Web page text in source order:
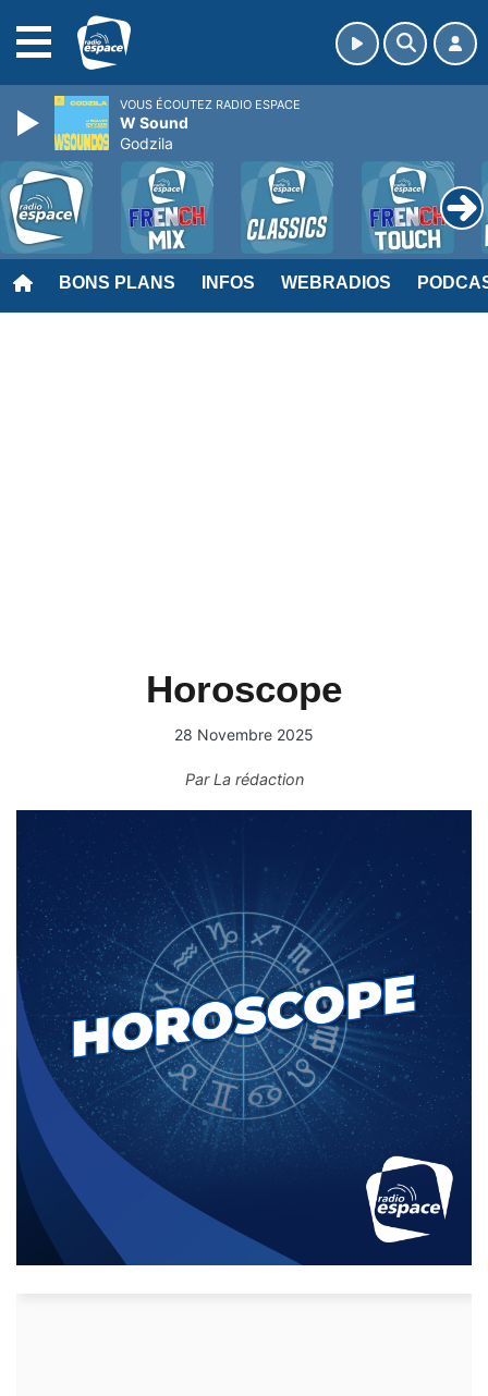
BONS PLANS INFOS WEBRADIOS
Horoscope
28 Novembre 2025
ParLa rédaction
VOUS ÉCOUTEZ RADIO ESPACE
W Sound
Godzila